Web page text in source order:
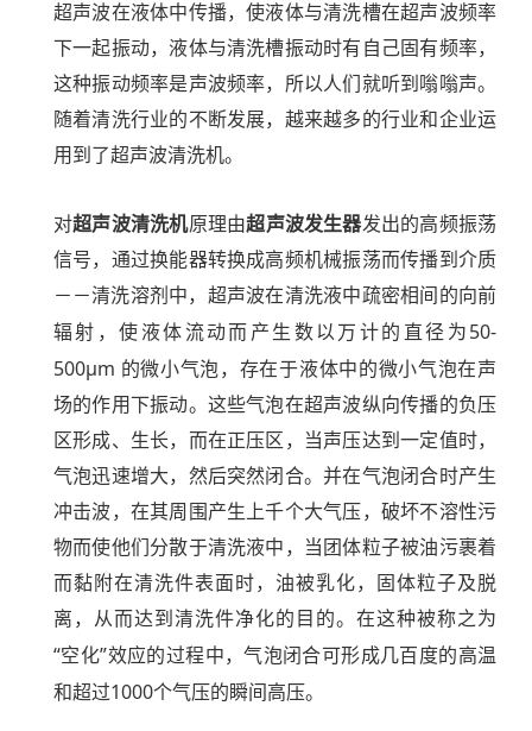
超声波在液体中传播，使液体与清洗槽在超声波频率
下一起振动，液体与清洗槽振动时有自己固有频率，
这种振动频率是声波频率，所以人们就听到嗡嗡声。
随着清洗行业的不断发展，越来越多的行业和企业运
用到了超声波清洗机。
对超声波清洗机原理由超声波发生器发出的高频振荡
信号，通过换能器转换成高频机械振荡而传播到介质
－－清洗溶剂中，超声波在清洗液中疏密相间的向前
辐射，使液体流动而产生数以万计的直径为 50-
500μm 的微小气泡，存在于液体中的微小气泡在声
场的作用下振动。这些气泡在超声波纵向传播的负压
区形成、生长，而在正压区，当声压达到一定值时，
气泡迅速增大，然后突然闭合。并在气泡闭合时产生
冲击波，在其周围产生上千个大气压，破坏不溶性污
物而使他们分散于清洗液中，当团体粒子被油污裹着
而黏附在清洗件表面时，油被乳化，固体粒子及脱
离，从而达到清洗件净化的目的。在这种被称之为
“空化”效应的过程中，气泡闭合可形成几百度的高温
和超过1000个气压的瞬间高压。